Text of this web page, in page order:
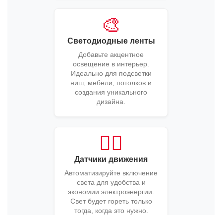
🎨
Светодиодные ленты
Добавьте акцентное
освещение в интерьер.
Идеально для подсветки
ниш, мебели, потолков и
создания уникального
дизайна.
🚶‍♂️
Датчики движения
Автоматизируйте включение
света для удобства и
экономии электроэнергии.
Свет будет гореть только
тогда, когда это нужно.